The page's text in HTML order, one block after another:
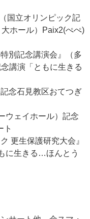
国立オリンピック記
ホール）Paix2(ぺぺ)
別記念講演会』（多
講演「ともに生きる
念石見教区おてつぎ
ウェイホール）記念
ト
更生保護研究大会』
に生きる…ほんとう